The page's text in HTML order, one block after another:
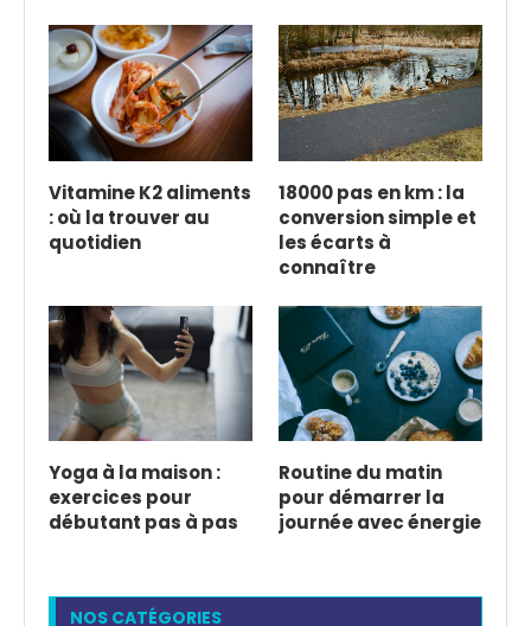
Vitamine K2 aliments
: où la trouver au
quotidien
18000 pas en km : la
conversion simple et
les écarts à
connaître
Yoga à la maison :
exercices pour
débutant pas à pas
Routine du matin
pour démarrer la
journée avec énergie
NOS CATÉGORIES